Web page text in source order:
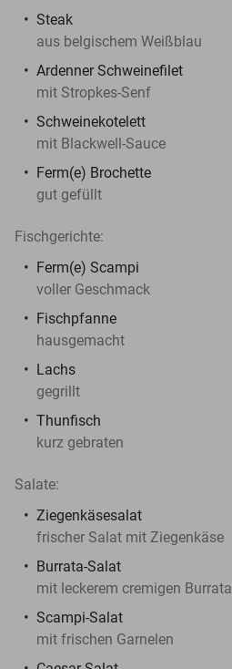
Steak
aus belgischem Weißblau
Ardenner Schweinefilet
mit Stropkes-Senf
Schweinekotelett
mit Blackwell-Sauce
Ferm(e) Brochette
gut gefüllt
Fischgerichte:
Ferm(e) Scampi
voller Geschmack
Fischpfanne
hausgemacht
Lachs
gegrillt
Thunfisch
kurz gebraten
Salate:
Ziegenkäsesalat
frischer Salat mit Ziegenkäse
Burrata-Salat
mit leckerem cremigen Burrata
Scampi-Salat
mit frischen Garnelen